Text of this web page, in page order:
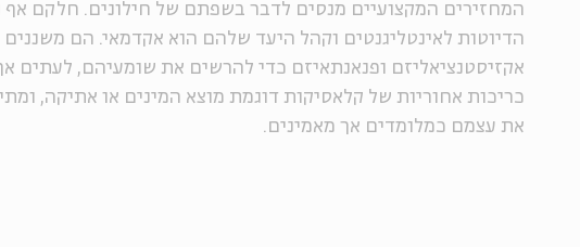
המחזירים המקצועיים מנסים לדבר בשפתם של חילונים. חלקם אף
הדיוטות לאינטליגנטים וקהל היעד שלהם הוא אקדמאי. הם
אקזיסטנציאליזם ופנאנתאיזם כדי להרשים את שומעיהם, לעתים
כריכות אחוריות של קלאסיקות דוגמת מוצא המינים או אתיקה,
את עצמם כמלומדים אך מאמינים.